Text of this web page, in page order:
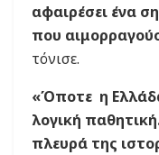
αφαιρέσει ένα
που
τόνισε.
«Όποτε η
λογική
πλευρά της